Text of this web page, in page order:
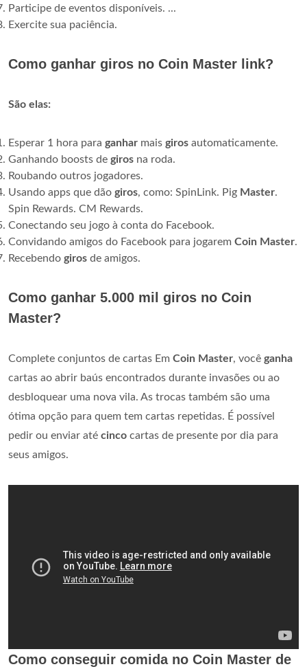
Participe de eventos disponíveis. ...
Exercite sua paciência.
Como ganhar giros no Coin Master link?
São elas:
Esperar 1 hora para ganhar mais giros automaticamente.
Ganhando boosts de giros na roda.
Roubando outros jogadores.
Usando apps que dão giros, como: SpinLink. Pig Master.
Spin Rewards. CM Rewards.
Conectando seu jogo à conta do Facebook.
Convidando amigos do Facebook para jogarem Coin Master.
Recebendo giros de amigos.
Como ganhar 5.000 mil giros no Coin
Master?
Complete conjuntos de cartas Em Coin Master, você ganha
cartas ao abrir baús encontrados durante invasões ou ao
desbloquear uma nova vila. As trocas também são uma
ótima opção para quem tem cartas repetidas. É possível
pedir ou enviar até cinco cartas de presente por dia para
seus amigos.
Como conseguir comida no Coin Master de